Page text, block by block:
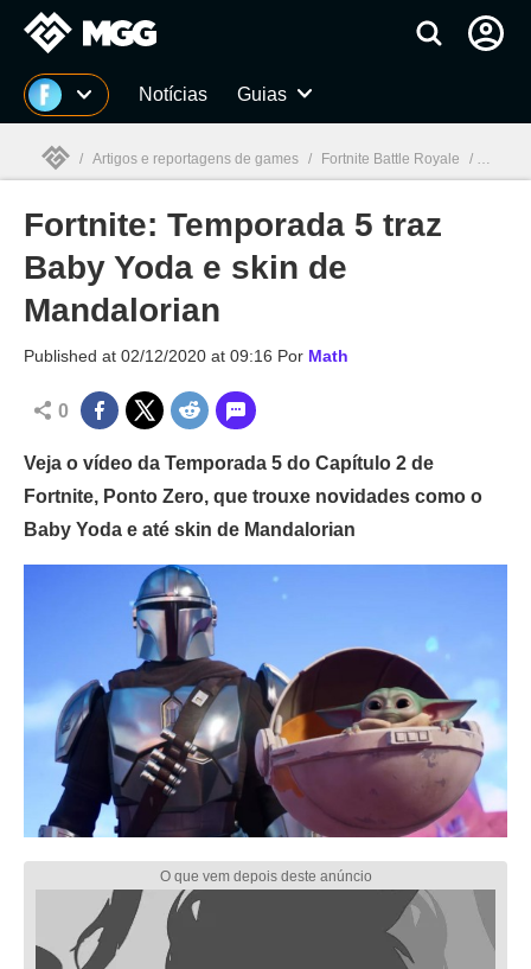
Millenium Notícias Guias
Millenium
/ Artigos e reportagens de games / Fortnite Battle Royale /
Fortnite: Temporada 5 traz
Baby Yoda e skin de
Mandalorian
Published at 02/12/2020 at 09:16 Por Math
0
Veja o vídeo da Temporada 5 do Capítulo 2 de
Fortnite, Ponto Zero, que trouxe novidades como o
Baby Yoda e até skin de Mandalorian